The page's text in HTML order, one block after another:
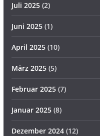
Juli 2025(2)
Juni 2025(1)
April 2025(10)
März 2025(5)
Februar 2025(7)
Januar 2025(8)
Dezember 2024(12)